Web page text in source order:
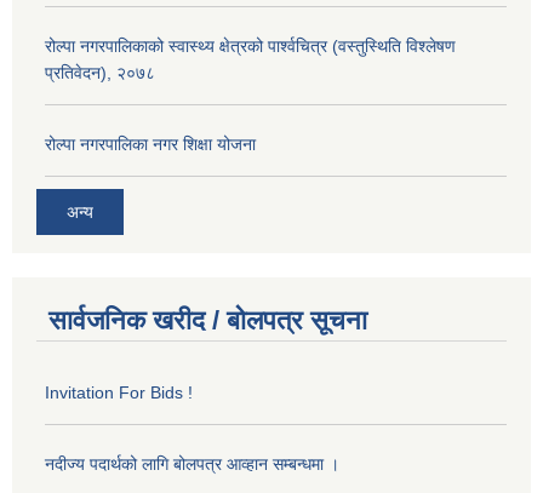
रोल्पा नगरपालिकाको स्वास्थ्य क्षेत्रको पार्श्वचित्र (वस्तुस्थिति विश्लेषण
प्रतिवेदन), २०७८
रोल्पा नगरपालिका नगर शिक्षा योजना
अन्य
सार्वजनिक खरीद / बोलपत्र सूचना
Invitation For Bids !
नदीज्य पदार्थको लागि बोलपत्र आव्हान सम्बन्धमा ।